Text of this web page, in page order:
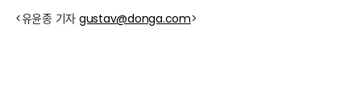
<유윤종 기자 gustav@donga.com>